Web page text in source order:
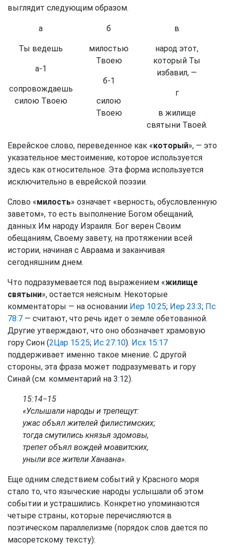
выглядит следующим образом.
а
Ты ведешь
а-1
сопровождаешь
силою Твоею
б
милостью
Твоею
б-1
силою
Твоею
в
народ этот,
который Ты
избавил, —
г
в жилище
святыни Твоей.
Еврейское слово, переведенное как «который», — это
указательное местоимение, которое используется
здесь как относительное. Эта форма используется
исключительно в еврейской поэзии.
Слово «милость» означает «верность, обусловленную
заветом», то есть выполнение Богом обещаний,
данных Им народу Израиля. Бог верен Своим
обещаниям, Своему завету, на протяжении всей
истории, начиная с Авраама и заканчивая
сегодняшним днем.
Что подразумевается под выражением «жилище
святыни», остается неясным. Некоторые
комментаторы — на основании Иер 10:25; Иер 23:3; Пс
78:7 — считают, что речь идет о земле обетованной.
Другие утверждают, что оно обозначает храмовую
гору Сион (2Цар 15:25; Ис 27:10). Исх 15:17
поддерживает именно такое мнение. С другой
стороны, эта фраза может подразумевать и гору
Синай (см. комментарий на 3:12).
15:14−15
«Услышали народы и трепещут:
ужас объял жителей филистимских;
тогда смутились князья эдомовы,
трепет объял вождей моавитских,
уныли все жители Ханаана».
Еще одним следствием событий у Красного моря
стало то, что языческие народы услышали об этом
событии и устрашились. Конкретно упоминаются
четыре страны, которые перечисляются в
поэтическом параллелизме (порядок слов дается по
масоретскому тексту):